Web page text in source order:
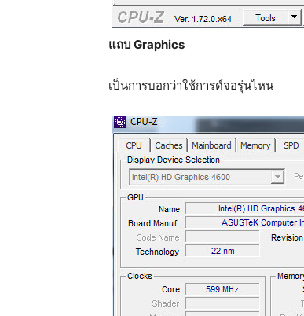
แถบ Graphics
เป็นการบอกว่าใช้การด์จอรุ่นไหน